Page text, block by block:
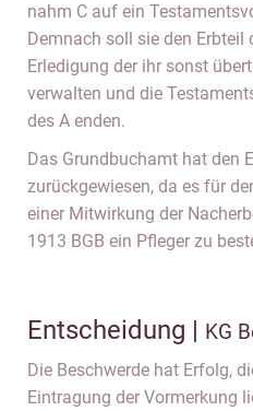
nahm C auf ein
Demnach soll sie den Erbteil
Erledigung der ihr sonst
verwalten und die
des A enden.
Das Grundbuchamt hat den
zurückgewiesen, da es für
einer Mitwirkung der
1913 BGB ein Pfleger zu
Entscheidung | KG
Die Beschwerde hat Erfolg,
Eintragung der Vormerkung